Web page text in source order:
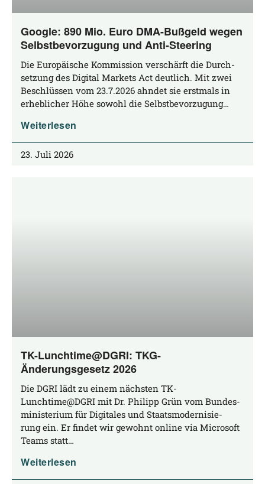
Google: 890 Mio. Euro DMA-Bußgeld wegen
Selbstbevorzugung und Anti-Steering
Die Euro­päi­sche Kom­mis­si­on ver­schärft die Durch­
set­zung des Digi­tal Mar­kets Act deut­lich. Mit zwei
Beschlüs­sen vom 23.7.2026 ahn­det sie erst­mals in
erheb­li­cher Höhe sowohl die Selbstbevorzugung…
Weiterlesen
23. Juli 2026
TK-Lunchtime@DGRI: TKG-
Änderungsgesetz 2026
Die DGRI lädt zu einem nächs­ten TK-
Lunchtime@DGRI mit Dr. Phil­ipp Grün vom Bun­des­
mi­nis­te­ri­um für Digi­ta­les und Staats­mo­der­ni­sie­
rung ein. Er fin­det wir gewohnt online via Micro­soft
Teams statt…
Weiterlesen